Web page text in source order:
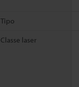
Tipo
Classe laser